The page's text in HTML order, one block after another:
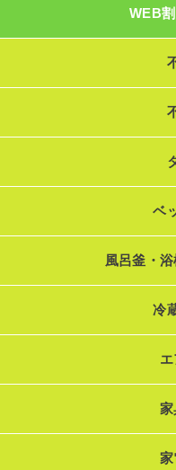
WEB
ベ
風呂釜・
冷